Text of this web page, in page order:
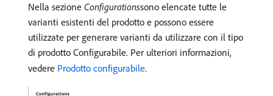
Nella sezione Configurations​sono elencate tutte le
varianti esistenti del prodotto e possono essere
utilizzate per generare varianti da utilizzare con il tipo
di prodotto Configurabile. Per ulteriori informazioni,
vedere Prodotto configurabile.